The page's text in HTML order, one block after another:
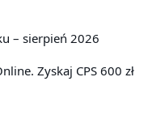
– sierpień 2026
Zyskaj CPS 600 zł